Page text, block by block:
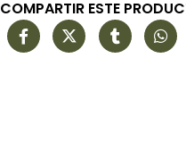
COMPARTIR ESTE